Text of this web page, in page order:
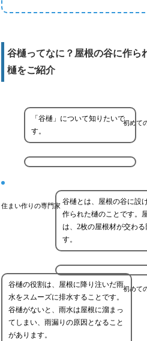
谷樋ってなに？屋根の谷に作ら
樋をご紹介
初めて
「谷樋」について知りたいで
す。
住まい作りの専門家 谷樋とは、屋根の谷に設
作られた樋のことです。
は、2枚の屋根材が交わ
す。
初めて
谷樋の役割は、屋根に降り注いだ雨
水をスムーズに排水することです。
谷樋がないと、雨水は屋根に溜まっ
てしまい、雨漏りの原因となること
があります。